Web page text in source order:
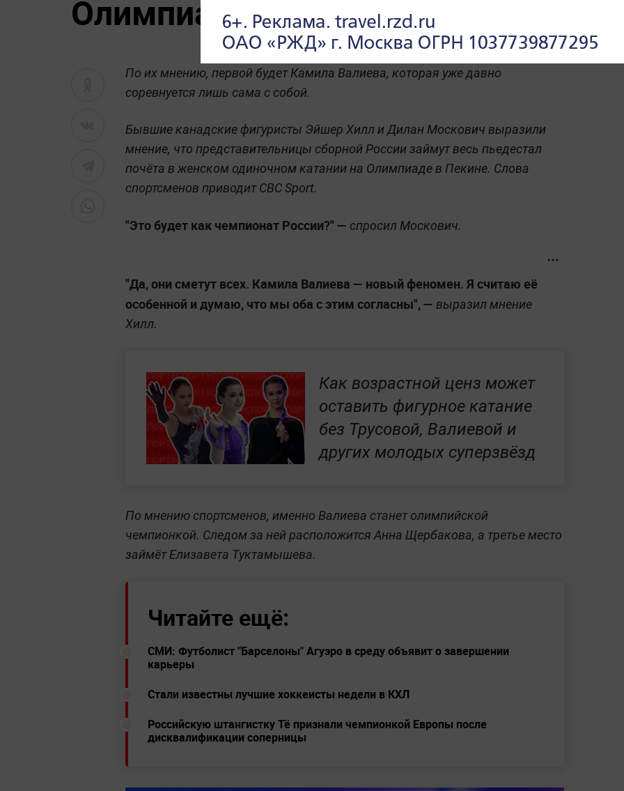
Олимпиаде
По их мнению, первой будет Камила Валиева, которая уже давно
соревнуется лишь сама с собой.
Бывшие канадские фигуристы Эйшер Хилл и Дилан Москович выразили
мнение, что представительницы сборной России займут весь пьедестал
почёта в женском одиночном катании на Олимпиаде в Пекине. Слова
спортсменов приводит CBC Sport.
"Это будет как чемпионат России?" — спросил Москович.
"Да, они сметут всех. Камила Валиева — новый феномен. Я считаю её
особенной и думаю, что мы оба с этим согласны", — выразил мнение
Хилл.
Как возрастной ценз может
оставить фигурное катание
без Трусовой, Валиевой и
других молодых суперзвёзд
По мнению спортсменов, именно Валиева станет олимпийской
чемпионкой. Следом за ней расположится Анна Щербакова, а третье место
займёт Елизавета Туктамышева.
Читайте ещё:
СМИ: Футболист "Барселоны" Агуэро в среду объявит о завершении
карьеры
Стали известны лучшие хоккеисты недели в КХЛ
Российскую штангистку Тё признали чемпионкой Европы после
дисквалификации соперницы